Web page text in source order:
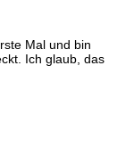
Mal und bin
Ich glaub, das